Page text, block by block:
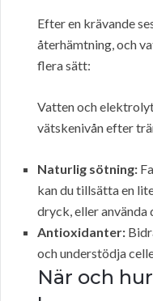
Efter en krävande
återhämtning, och
flera sätt:
Vatten och
vätskenivån efter
Naturlig sötning:
kan du tillsätta en
dryck, eller använda
Antioxidanter:
och understödja
När och